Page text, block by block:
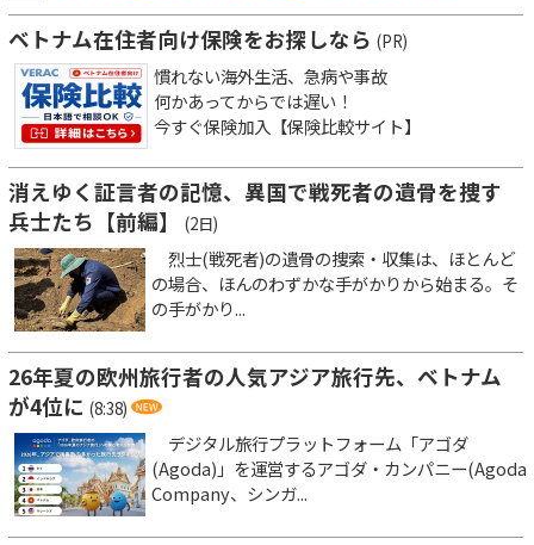
ベトナム在住者向け保険をお探しなら (PR)
慣れない海外生活、急病や事故
何かあってからでは遅い！
今すぐ保険加入【保険比較サイト】
消えゆく証言者の記憶、異国で戦死者の遺骨を捜す
兵士たち【前編】
(2日)
烈士(戦死者)の遺骨の捜索・収集は、ほとんど
の場合、ほんのわずかな手がかりから始まる。そ
の手がかり...
26年夏の欧州旅行者の人気アジア旅行先、ベトナム
が4位に (8:38)
デジタル旅行プラットフォーム「アゴダ
(Agoda)」を運営するアゴダ・カンパニー(Agoda
Company、シンガ...